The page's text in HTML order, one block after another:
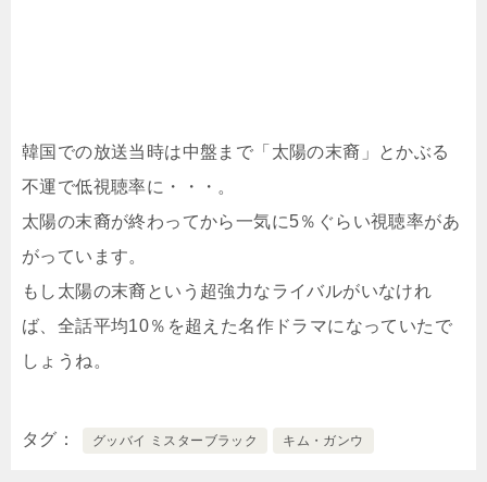
韓国での放送当時は中盤まで「太陽の末裔」とかぶる
不運で低視聴率に・・・。
太陽の末裔が終わってから一気に5％ぐらい視聴率があ
がっています。
もし太陽の末裔という超強力なライバルがいなけれ
ば、全話平均10％を超えた名作ドラマになっていたで
しょうね。
タグ グッバイ ミスターブラック キム・ガンウ